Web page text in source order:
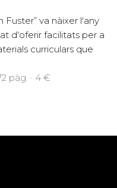
Fuster” va nàixer l'any
d'oferir facilitats per a
curriculars que
pàg. · 4 €